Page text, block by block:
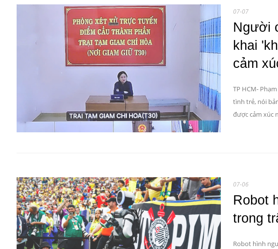
07-07
Người
khai
cảm
TP HCM-
tình trẻ, nói
được cảm xúc
07-06
Robot
trong
Robot hình